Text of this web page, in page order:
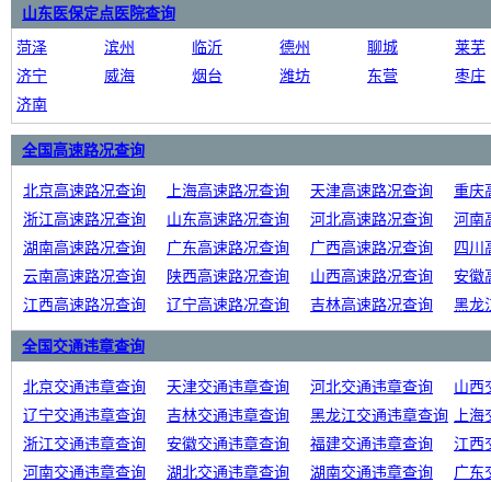
山东医保定点医院查询
菏泽
滨州 临沂 德州 聊城
莱芜
济宁
威海 烟台 潍坊 东营
枣庄
济南
全国高速路况查询
北京高速路况查询 上海高速路况查询 天津高速路况查询
重庆
浙江高速路况查询
山东高速路况查询 河北高速路况查询
河南
湖南高速路况查询
广东高速路况查询 广西高速路况查询
四川
云南高速路况查询
陕西高速路况查询 山西高速路况查询
安徽
江西高速路况查询
辽宁高速路况查询 吉林高速路况查询 黑龙
全国交通违章查询
北京交通违章查询 天津交通违章查询 河北交通违章查询
山西
辽宁交通违章查询
吉林交通违章查询 黑龙江交通违章查询
上
浙江交通违章查询
安徽交通违章查询 福建交通违章查询
江西
河南交通违章查询
湖北交通违章查询 湖南交通违章查询
广东